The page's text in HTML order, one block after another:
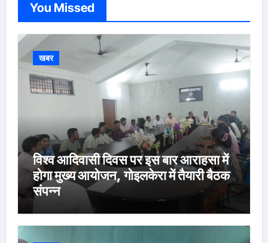
You Missed
खबर
विश्व आदिवासी दिवस पर इस बार आराहसा में
होगा मुख्य आयोजन, गोइलकेरा में तैयारी बैठक
संपन्न